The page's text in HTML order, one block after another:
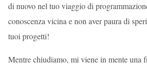
di nuovo nel tuo viaggio di
conoscenza vicina e non aver paura di
tuoi progetti!
Mentre chiudiamo, mi viene in mente una